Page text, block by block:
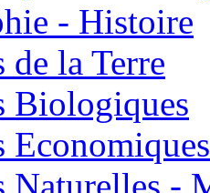
- Histoire
de la Terre
Biologiques
Economiques